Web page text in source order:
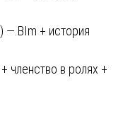
—.BIm + история
членство в ролях +